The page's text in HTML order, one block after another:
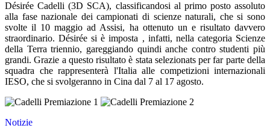
Désirée Cadelli (3D SCA), classificandosi al primo posto assoluto
alla fase nazionale dei campionati di scienze naturali, che si sono
svolte il 10 maggio ad Assisi, ha ottenuto un e risultato davvero
straordinario. Désirée si è imposta , infatti, nella categoria Scienze
della Terra triennio, gareggiando quindi anche contro studenti più
grandi. Grazie a questo risultato è stata selezionats per far parte della
squadra che rappresenterà l'Italia alle competizioni internazionali
IESO, che si svolgeranno in Cina dal 7 al 17 agosto.
Notizie